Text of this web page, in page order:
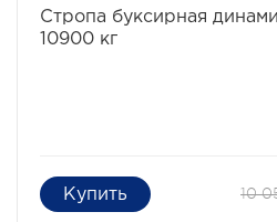
Стропа буксирная
10900 кг
10